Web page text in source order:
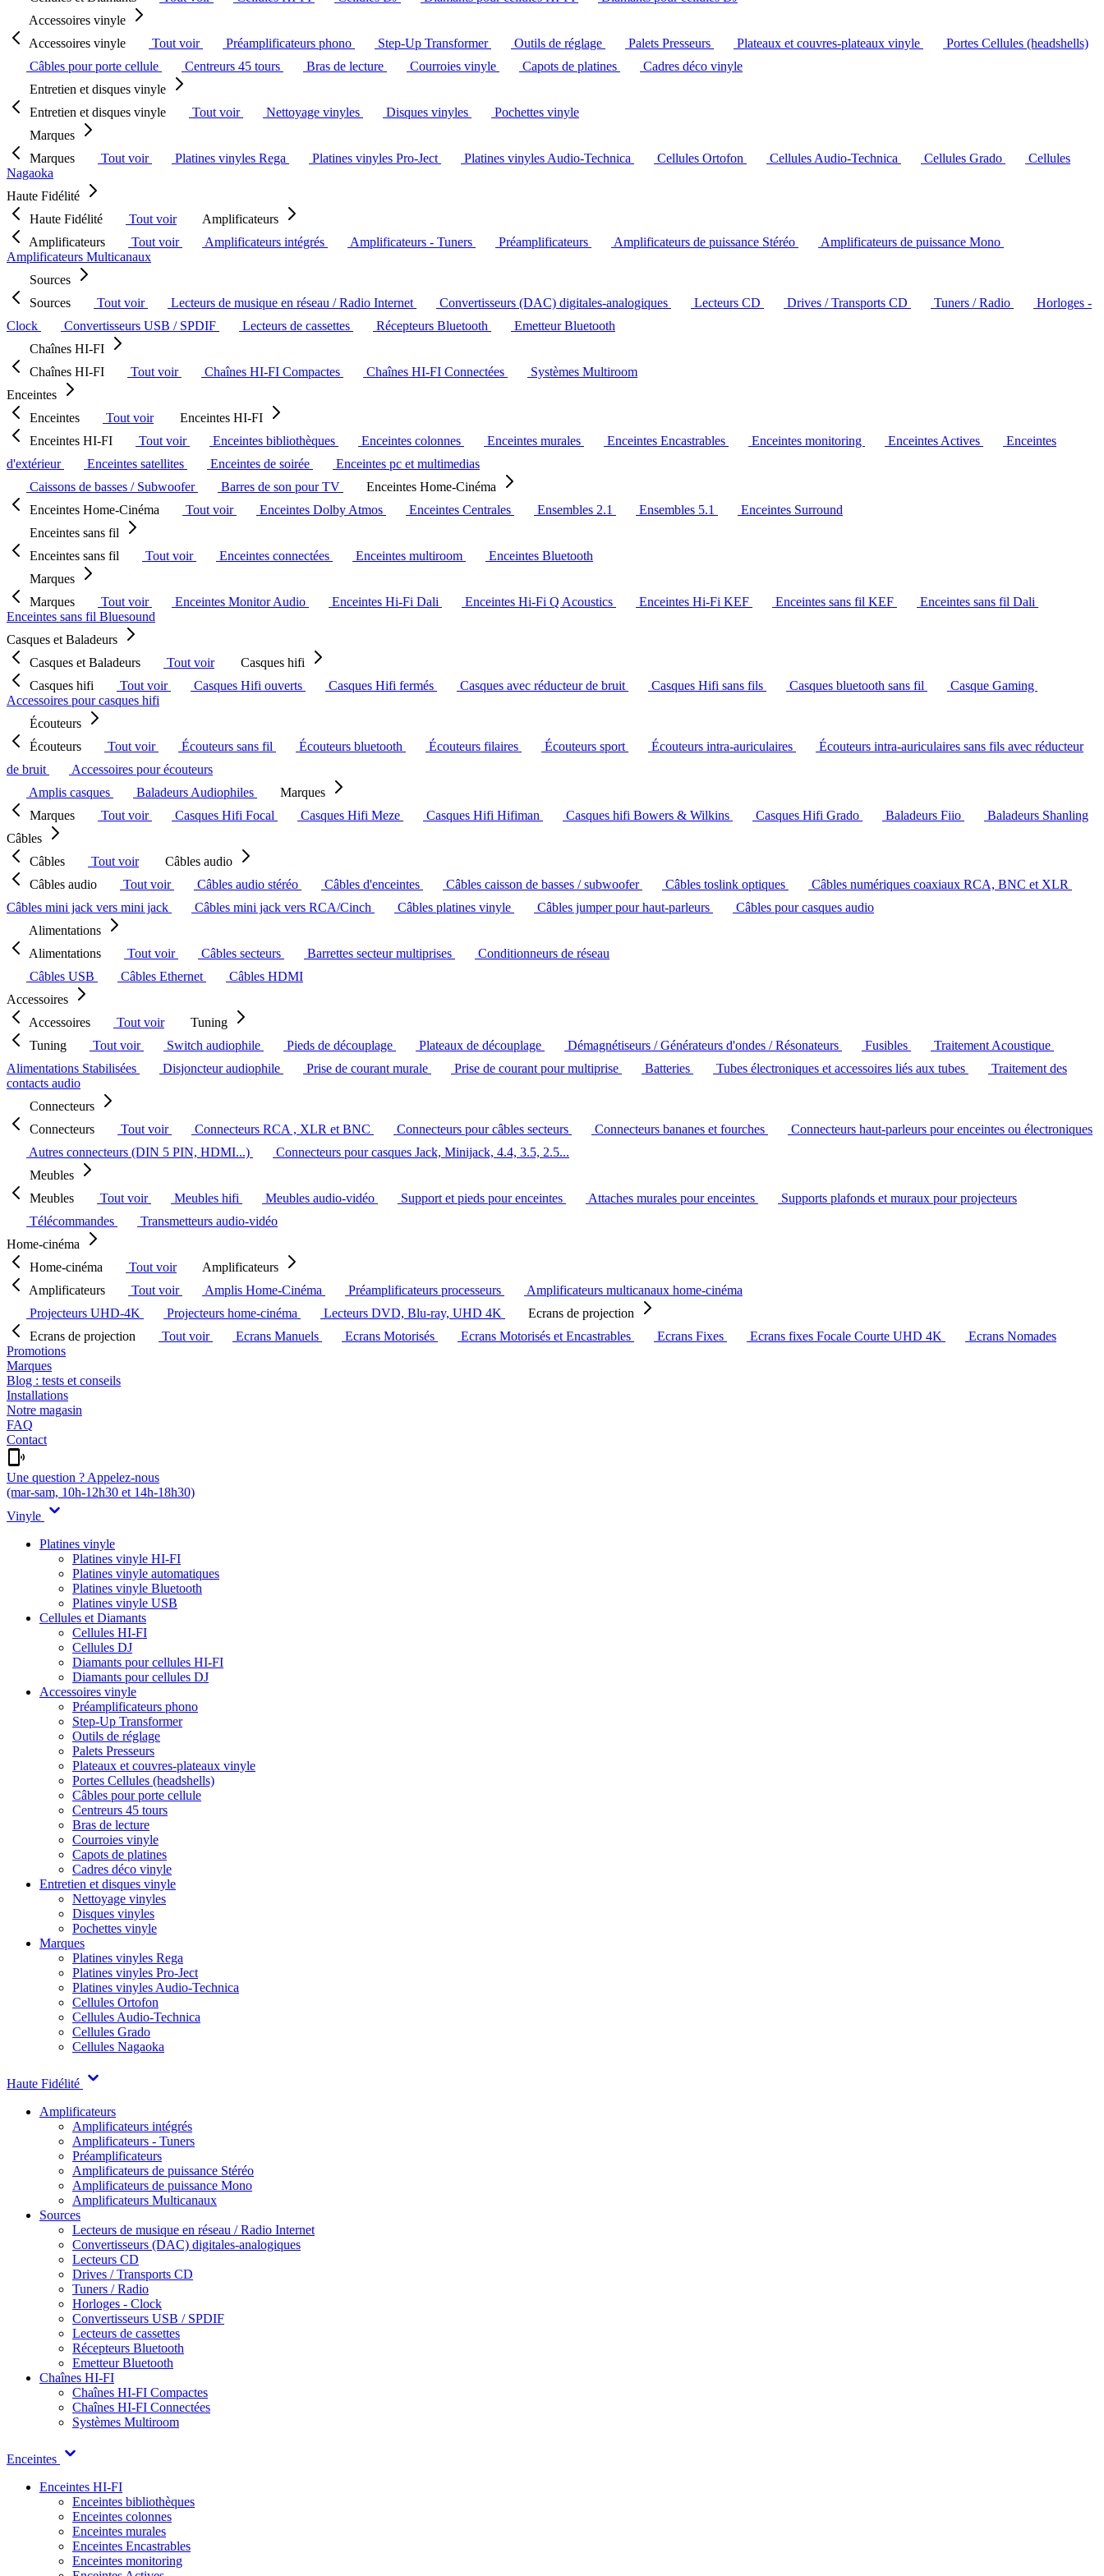
Accessoires vinyle
Accessoires vinyle
Tout voir Préamplificateurs phono Step-Up Transformer Outils de réglage Palets Presseurs Plateaux et couvres-plateaux vinyle
Portes Cellules (headshells)
Câbles pour porte cellule
Centreurs 45 tours Bras de lecture Courroies vinyle Capots de platines
Cadres déco vinyle
Entretien et disques vinyle
Entretien et disques vinyle
Tout voir Nettoyage vinyles Disques vinyles
Pochettes vinyle
Marques
Marques
Tout voir Platines vinyles Rega Platines vinyles Pro-Ject Platines vinyles Audio-Technica Cellules Ortofon Cellules Audio-Technica Cellules Grado
Cellules
Nagaoka
Haute Fidélité
Haute Fidélité
Tout voir
Amplificateurs
Amplificateurs
Tout voir Amplificateurs intégrés Amplificateurs - Tuners Préamplificateurs Amplificateurs de puissance Stéréo
Amplificateurs de puissance Mono
Amplificateurs Multicanaux
Sources
Sources
Tout voir Lecteurs de musique en réseau / Radio Internet Convertisseurs (DAC) digitales-analogiques Lecteurs CD Drives / Transports CD Tuners / Radio
Horloges -
Clock
Convertisseurs USB / SPDIF Lecteurs de cassettes Récepteurs Bluetooth
Emetteur Bluetooth
Chaînes HI-FI
Chaînes HI-FI
Tout voir Chaînes HI-FI Compactes Chaînes HI-FI Connectées
Systèmes Multiroom
Enceintes
Enceintes
Tout voir
Enceintes HI-FI
Enceintes HI-FI
Tout voir Enceintes bibliothèques Enceintes colonnes Enceintes murales Enceintes Encastrables Enceintes monitoring Enceintes Actives
Enceintes
d'extérieur
Enceintes satellites Enceintes de soirée
Enceintes pc et multimedias
Caissons de basses / Subwoofer
Barres de son pour TV
Enceintes Home-Cinéma
Enceintes Home-Cinéma
Tout voir Enceintes Dolby Atmos Enceintes Centrales Ensembles 2.1 Ensembles 5.1
Enceintes Surround
Enceintes sans fil
Enceintes sans fil
Tout voir Enceintes connectées Enceintes multiroom
Enceintes Bluetooth
Marques
Marques
Tout voir Enceintes Monitor Audio Enceintes Hi-Fi Dali Enceintes Hi-Fi Q Acoustics Enceintes Hi-Fi KEF Enceintes sans fil KEF
Enceintes sans fil Dali
Enceintes sans fil Bluesound
Casques et Baladeurs
Casques et Baladeurs
Tout voir
Casques hifi
Casques hifi
Tout voir Casques Hifi ouverts Casques Hifi fermés Casques avec réducteur de bruit Casques Hifi sans fils Casques bluetooth sans fil
Casque Gaming
Accessoires pour casques hifi
Écouteurs
Écouteurs
Tout voir Écouteurs sans fil Écouteurs bluetooth Écouteurs filaires Écouteurs sport Écouteurs intra-auriculaires
Écouteurs intra-auriculaires sans fils avec réducteur
de bruit
Accessoires pour écouteurs
Amplis casques
Baladeurs Audiophiles
Marques
Marques
Tout voir Casques Hifi Focal Casques Hifi Meze Casques Hifi Hifiman Casques hifi Bowers & Wilkins Casques Hifi Grado Baladeurs Fiio
Baladeurs Shanling
Câbles
Câbles
Tout voir
Câbles audio
Câbles audio
Tout voir Câbles audio stéréo Câbles d'enceintes Câbles caisson de basses / subwoofer Câbles toslink optiques
Câbles numériques coaxiaux RCA, BNC et XLR
Câbles mini jack vers mini jack
Câbles mini jack vers RCA/Cinch Câbles platines vinyle Câbles jumper pour haut-parleurs
Câbles pour casques audio
Alimentations
Alimentations
Tout voir Câbles secteurs Barrettes secteur multiprises
Conditionneurs de réseau
Câbles USB
Câbles Ethernet
Câbles HDMI
Accessoires
Accessoires
Tout voir
Tuning
Tuning
Tout voir Switch audiophile Pieds de découplage Plateaux de découplage Démagnétiseurs / Générateurs d'ondes / Résonateurs Fusibles
Traitement Acoustique
Alimentations Stabilisées
Disjoncteur audiophile Prise de courant murale Prise de courant pour multiprise Batteries Tubes électroniques et accessoires liés aux tubes
Traitement des
contacts audio
Connecteurs
Connecteurs
Tout voir Connecteurs RCA , XLR et BNC Connecteurs pour câbles secteurs Connecteurs bananes et fourches
Connecteurs haut-parleurs pour enceintes ou électroniques
Autres connecteurs (DIN 5 PIN, HDMI...)
Connecteurs pour casques Jack, Minijack, 4.4, 3.5, 2.5...
Meubles
Meubles
Tout voir Meubles hifi Meubles audio-vidéo Support et pieds pour enceintes Attaches murales pour enceintes
Supports plafonds et muraux pour projecteurs
Télécommandes
Transmetteurs audio-vidéo
Home-cinéma
Home-cinéma
Tout voir
Amplificateurs
Amplificateurs
Tout voir Amplis Home-Cinéma Préamplificateurs processeurs
Amplificateurs multicanaux home-cinéma
Projecteurs UHD-4K
Projecteurs home-cinéma Lecteurs DVD, Blu-ray, UHD 4K
Ecrans de projection
Ecrans de projection
Tout voir Ecrans Manuels Ecrans Motorisés Ecrans Motorisés et Encastrables Ecrans Fixes Ecrans fixes Focale Courte UHD 4K
Ecrans Nomades
Promotions
Marques
Blog : tests et conseils
Installations
Notre magasin
FAQ
Contact
Une question ? Appelez-nous
(mar-sam, 10h-12h30 et 14h-18h30)
Vinyle
Platines vinyle
Platines vinyle HI-FI
Platines vinyle automatiques
Platines vinyle Bluetooth
Platines vinyle USB
Cellules et Diamants
Cellules HI-FI
Cellules DJ
Diamants pour cellules HI-FI
Diamants pour cellules DJ
Accessoires vinyle
Préamplificateurs phono
Step-Up Transformer
Outils de réglage
Palets Presseurs
Plateaux et couvres-plateaux vinyle
Portes Cellules (headshells)
Câbles pour porte cellule
Centreurs 45 tours
Bras de lecture
Courroies vinyle
Capots de platines
Cadres déco vinyle
Entretien et disques vinyle
Nettoyage vinyles
Disques vinyles
Pochettes vinyle
Marques
Platines vinyles Rega
Platines vinyles Pro-Ject
Platines vinyles Audio-Technica
Cellules Ortofon
Cellules Audio-Technica
Cellules Grado
Cellules Nagaoka
Haute Fidélité
Amplificateurs
Amplificateurs intégrés
Amplificateurs - Tuners
Préamplificateurs
Amplificateurs de puissance Stéréo
Amplificateurs de puissance Mono
Amplificateurs Multicanaux
Sources
Lecteurs de musique en réseau / Radio Internet
Convertisseurs (DAC) digitales-analogiques
Lecteurs CD
Drives / Transports CD
Tuners / Radio
Horloges - Clock
Convertisseurs USB / SPDIF
Lecteurs de cassettes
Récepteurs Bluetooth
Emetteur Bluetooth
Chaînes HI-FI
Chaînes HI-FI Compactes
Chaînes HI-FI Connectées
Systèmes Multiroom
Enceintes
Enceintes HI-FI
Enceintes bibliothèques
Enceintes colonnes
Enceintes murales
Enceintes Encastrables
Enceintes monitoring